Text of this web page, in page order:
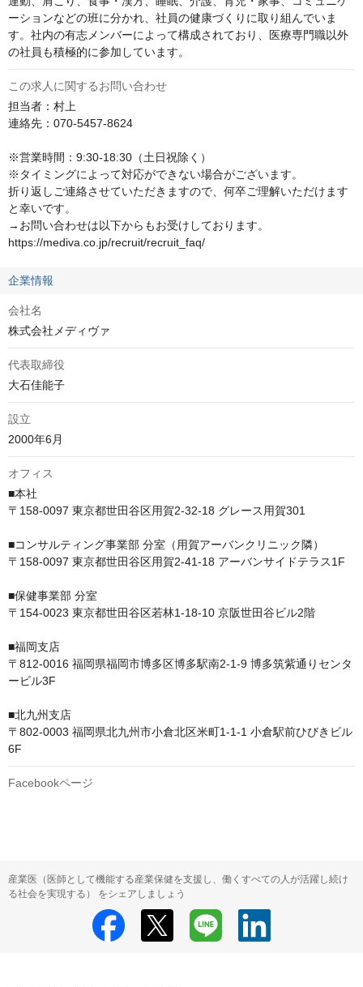
ーションなどの班に分かれ、社員の健康づくりに取り組んでいま
す。社内の有志メンバーによって構成されており、医療専門職以外
の社員も積極的に参加しています。
この求人に関するお問い合わせ
担当者：村上
連絡先：070-5457-8624
※営業時間：9:30-18:30（土日祝除く）
※タイミングによって対応ができない場合がございます。
折り返しご連絡させていただきますので、何卒ご理解いただけます
と幸いです。
→お問い合わせは以下からもお受けしております。
https://mediva.co.jp/recruit/recruit_faq/
企業情報
会社名
株式会社メディヴァ
代表取締役
大石佳能子
設立
2000年6月
オフィス
■本社
〒158-0097 東京都世田谷区用賀2-32-18 グレース用賀301
■コンサルティング事業部 分室（用賀アーバンクリニック隣）
〒158-0097 東京都世田谷区用賀2-41-18 アーバンサイドテラス1F
■保健事業部 分室
〒154-0023 東京都世田谷区若林1-18-10 京阪世田谷ビル2階
■福岡支店
〒812-0016 福岡県福岡市博多区博多駅南2-1-9 博多筑紫通りセンタ
ービル3F
■北九州支店
〒802-0003 福岡県北九州市小倉北区米町1-1-1 小倉駅前ひびきビル
6F
Facebookページ
産業医（医師として機能する産業保健を支援し、働くすべての人が活躍し続け
る社会を実現する） をシェアしましょう